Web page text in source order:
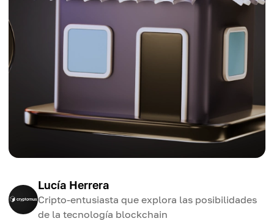
Lucía Herrera
Cripto-entusiasta que explora las posibilidades
de la tecnología blockchain